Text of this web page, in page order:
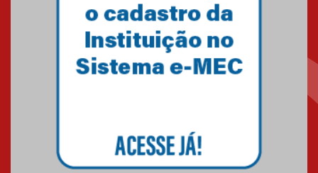
Como o Colégio Mackenzie
Brasília prepara seus
estudantes para o PAS antes
mesmo do Ensino Médio
04.08.2026